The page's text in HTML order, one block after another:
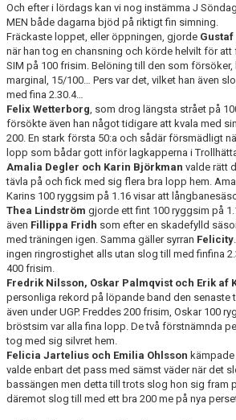
Och efter i lördags kan vi nog instämma J
MEN både dagarna bjöd på riktigt fin simning.
Fräckaste loppet, eller öppningen, gjorde
när han tog en chansning och körde helvilt för
SIM på 100 frisim. Belöning till den som
marginal, 15/100… Pers var det, vilket han även
med fina 2.30.4…
Felix Wetterborg , som drog längsta strået på
försökte även han något tidigare att kvala med
200. En stark första 50:a och sådär försmädligt
lopp som bådar gott inför lagkapperna i
Amalia Degler och Karin Björkman valde rätt
tävla på och fick med sig flera bra lopp hem.
Karins 100 ryggsim på 1.16 visar att
Thea Lindström gjorde ett fint 100 ryggsim på
även Fillippa Fridh som efter en skadefylld
med träningen igen. Samma gäller syrran Felicity
ingen ringrostighet alls utan slog till med finfina
400 frisim.
Fredrik Nilsson, Oskar Palmqvist och Erik af
personliga rekord på löpande band den senaste
även under UGP. Freddes 200 frisim, Oskar 100
bröstsim var alla fina lopp. De två förstnämnda
tog med sig silvret hem.
Felicia Jartelius och Emilia Ohlsson
valde enbart det pass med sämst väder när det
bassängen men detta till trots slog hon sig fram
däremot slog till med ett bra 200 me på nya